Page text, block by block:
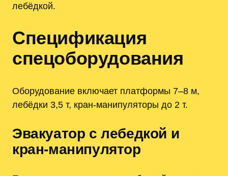
лебёдкой.
Спецификация
спецоборудования
Оборудование включает платформы 7–8 м,
лебёдки 3,5 т, кран‑манипуляторы до 2 т.
Эвакуатор с лебедкой и
кран-манипулятор